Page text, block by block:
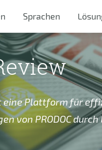
Sprachen
eine Plattform für
von PRODOC